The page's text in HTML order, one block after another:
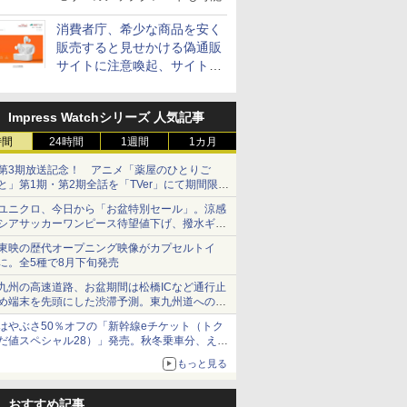
消費者庁、希少な商品を安く
販売すると見せかける偽通販
サイトに注意喚起、サイト名
Impress Watchシリーズ 人気記事
24時間 1週間 1カ月
3期放送記念！ アニメ「薬屋のひとりご
」第1期・第2期全話を「TVer」にて期間限定
順次無料配信開始
ニクロ、今日から「お盆特別セール」。涼感
アサッカーワンピース待望値下げ、撥水ギア
ョーツは1990円に
映の歴代オープニング映像がカプセルトイ
。全5種で8月下旬発売
州の高速道路、お盆期間は松橋ICなど通行止
端末を先頭にした渋滞予測。東九州道への迂
は料金調整を実施
やぶさ50％オフの「新幹線eチケット（トク
値スペシャル28）」発売。秋冬乗車分、えき
もっと見る